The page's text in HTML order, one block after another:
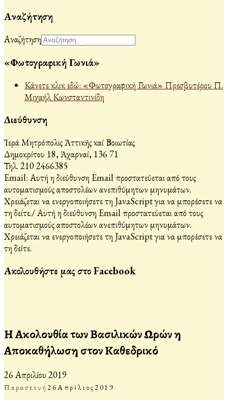
Αναζήτηση
Αναζήτηση
«Φωτογραφική Γωνιά»
Κάνετε κλικ εδώ: «Φωτογραφική Γωνιά» Πρεσβυτέρου Π.
Μιχαήλ Κωνσταντινίδη
Διεύθυνση
Ἱερά Μητρόπολις Ἀττικῆς καί Βοιωτίας
Δημοκρίτου 18, Ἀχαρναί, 136 71
Τηλ. 210 2466385
Email: Αυτή η διεύθυνση Email προστατεύεται από τους
αυτοματισμούς αποστολέων ανεπιθύμητων μηνυμάτων.
Χρειάζεται να ενεργοποιήσετε τη JavaScript για να μπορέσετε να
τη δείτε./Αυτή η διεύθυνση Email προστατεύεται από τους
αυτοματισμούς αποστολέων ανεπιθύμητων μηνυμάτων.
Χρειάζεται να ενεργοποιήσετε τη JavaScript για να μπορέσετε να
τη δείτε.
Ακολουθήστε μας στο Facebook
Η Ακολουθία των Βασιλικών Ωρών η
Αποκαθήλωση στον Καθεδρικό
26 Απριλίου 2019
Παρασκευή 26Απρίλιος2019